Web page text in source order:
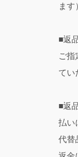
ます）
■返
ご指
てい
■返
払い
代替